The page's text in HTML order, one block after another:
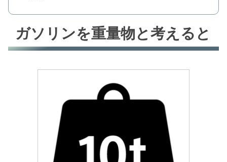
ガソリンを重量物と考えると